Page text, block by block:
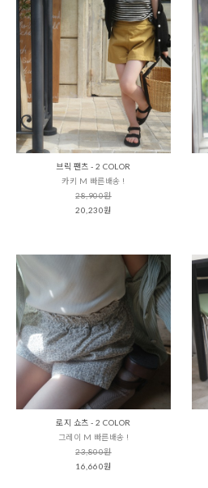
브릭 팬츠 - 2 COLOR
카키 M 빠른배송 !
28,900원
20,230원
로지 쇼츠 - 2 COLOR
그레이 M 빠른배송 !
23,800원
16,660원